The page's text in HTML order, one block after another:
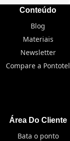
Conteúdo
Blog
Materiais
Newsletter
Compare a Pontotel
Área Do Cliente
Bata o ponto